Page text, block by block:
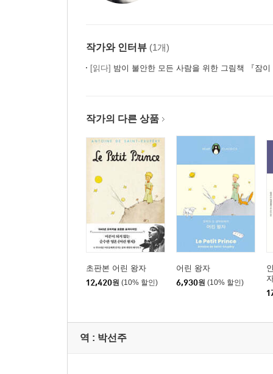
작가와 인터뷰 (1개)
[읽다] 밤이 불안한 모든 사람을 위한 그림책 『잠이 달아
작가의 다른 상품
초판본 어린 왕자
12,420원 (10% 할인)
어린 왕자
6,930원 (10% 할인)
역 : 박선주